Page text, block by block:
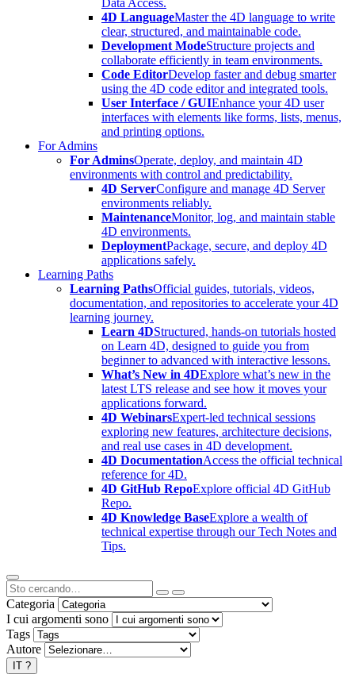
Data Access.
4D LanguageMaster the 4D language to write
clear, structured, and maintainable code.
Development ModeStructure projects and
collaborate efficiently in team environments.
Code EditorDevelop faster and debug smarter
using the 4D code editor and integrated tools.
User Interface / GUIEnhance your 4D user
interfaces with elements like forms, lists, menus,
and printing options.
For Admins
For AdminsOperate, deploy, and maintain 4D
environments with control and predictability.
4D ServerConfigure and manage 4D Server
environments reliably.
MaintenanceMonitor, log, and maintain stable
4D environments.
DeploymentPackage, secure, and deploy 4D
applications safely.
Learning Paths
Learning PathsOfficial guides, tutorials, videos,
documentation, and repositories to accelerate your 4D
learning journey.
Learn 4DStructured, hands-on tutorials hosted
on Learn 4D, designed to guide you from
beginner to advanced with interactive lessons.
What’s New in 4DExplore what’s new in the
latest LTS release and see how it moves your
applications forward.
4D WebinarsExpert-led technical sessions
exploring new features, architecture decisions,
and real use cases in 4D development.
4D DocumentationAccess the official technical
reference for 4D.
4D GitHub RepoExplore official 4D GitHub
Repo.
4D Knowledge BaseExplore a wealth of
technical expertise through our Tech Notes and
Tips.
Categoria
I cui argomenti sono
Tags
Autore
IT ?